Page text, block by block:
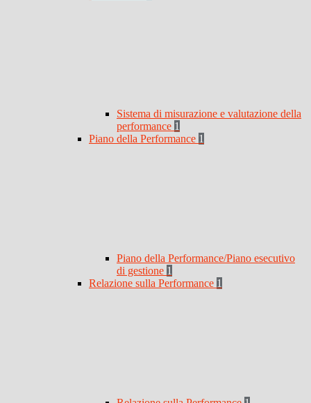
Sistema di misurazione e valutazione della
performance 1
Piano della Performance 1
Piano della Performance/Piano esecutivo
di gestione 1
Relazione sulla Performance 1